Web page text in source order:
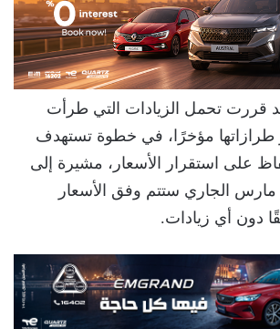
قررت تحمل الزيادات التي طرأت
طرازاتها مؤخرًا، في خطوة تستهدف
على استقرار الأسعار، مشيرة إلى
الجاري ستتم وفق الأسعار
دون أي زيادات.